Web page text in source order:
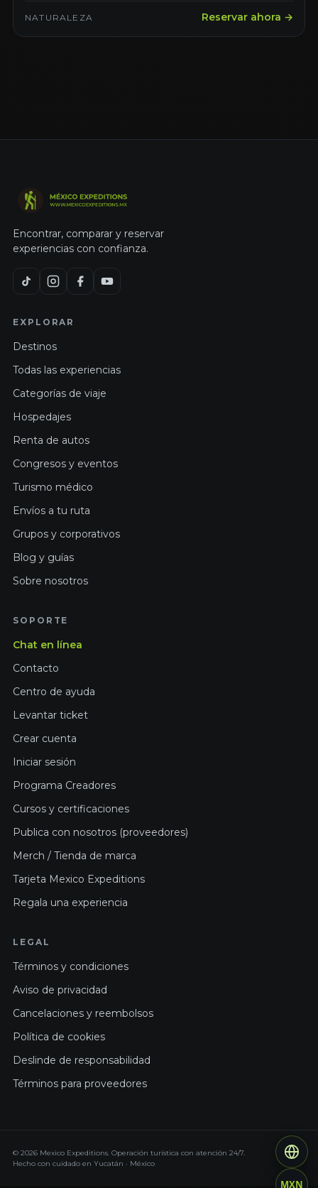
NATURALEZA Reservar ahora →
Encontrar, comparar y reservar
experiencias con confianza.
EXPLORAR
Destinos
Todas las experiencias
Categorías de viaje
Hospedajes
Renta de autos
Congresos y eventos
Turismo médico
Envíos a tu ruta
Grupos y corporativos
Blog y guías
Sobre nosotros
SOPORTE
Chat en línea
Contacto
Centro de ayuda
Levantar ticket
Crear cuenta
Iniciar sesión
Programa Creadores
Cursos y certificaciones
Publica con nosotros (proveedores)
Merch / Tienda de marca
Tarjeta Mexico Expeditions
Regala una experiencia
LEGAL
Términos y condiciones
Aviso de privacidad
Cancelaciones y reembolsos
Política de cookies
Deslinde de responsabilidad
Términos para proveedores
© 2026 Mexico Expeditions. Operación turística con atención 24/7.
Hecho con cuidado en Yucatán · México
MXN